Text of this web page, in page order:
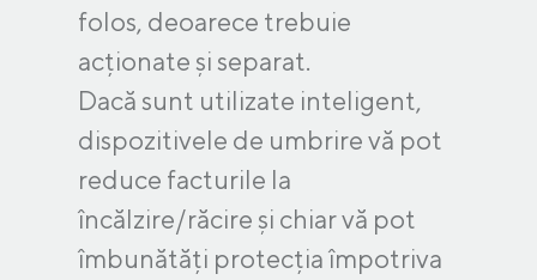
folos, deoarece trebuie
acționate și separat.
Dacă sunt utilizate inteligent,
dispozitivele de umbrire vă pot
reduce facturile la
încălzire/răcire și chiar vă pot
îmbunătăți protecția împotriva